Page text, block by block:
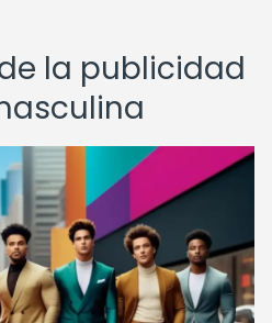
la publicidad